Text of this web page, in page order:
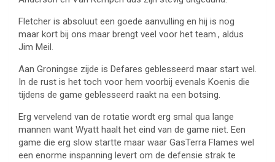
Fletcher is absoluut een goede aanvulling en hij is nog
maar kort bij ons maar brengt veel voor het team., aldus
Jim Meil.
Aan Groningse zijde is Defares geblesseerd maar start wel.
In de rust is het toch voor hem voorbij evenals Koenis die
tijdens de game geblesseerd raakt na een botsing.
Erg vervelend van de rotatie wordt erg smal qua lange
mannen want Wyatt haalt het eind van de game niet. Een
game die erg slow startte maar waar GasTerra Flames wel
een enorme inspanning levert om de defensie strak te